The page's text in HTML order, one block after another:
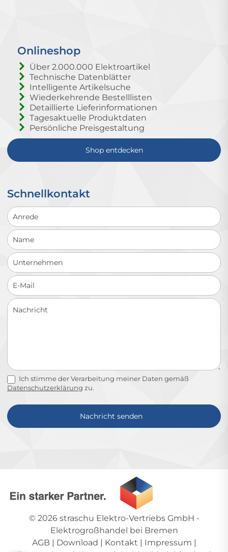
Onlineshop
Über 2.000.000 Elektroartikel
Technische Datenblätter
Intelligente Artikelsuche
Wiederkehrende Bestelllisten
Detaillierte Lieferinformationen
Tagesaktuelle Produktdaten
Persönliche Preisgestaltung
Shop entdecken
Schnellkontakt
Schnellkontakt
Ich stimme der Verarbeitung meiner Daten gemäß
Datenschutzerklärung zu.
Nachricht senden
© 2026 straschu Elektro-Vertriebs GmbH -
Elektrogroßhandel bei Bremen
AGB | Download | Kontakt | Impressum |